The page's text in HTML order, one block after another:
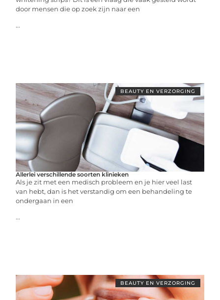
door mensen die op zoek zijn naar een
...
BEAUTY EN VERZORGING
Allerlei verschillende soorten klinieken
Als je zit met een medisch probleem en je hier veel last
van hebt, dan is het verstandig om een behandeling te
ondergaan in een
...
BEAUTY EN VERZORGING